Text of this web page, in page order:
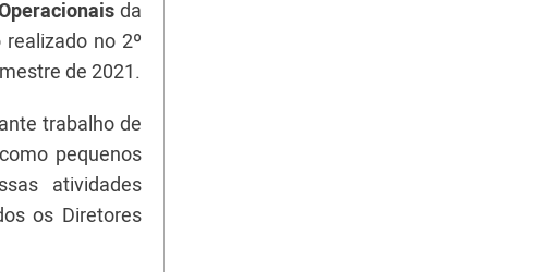
da
no 2º
de 2021.
trabalho de
pequenos
atividades
os Diretores